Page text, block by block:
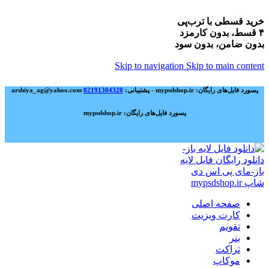
خرید قسطی با ترب‌پی
۴ قسط، بدون کارمزد
بدون ضامن، بدون سود
Skip to navigation Skip to main content
پسورد فایل‌های رایگان: mypsdshop.ir - پشتیبانی: arshiya_ag@yahoo.com 02191304320
پسورد فایل‌های رایگان: mypsdshop.ir
صفحه اصلی
کارت ویزیت
تقویم
بنر
تراکت
موکاپ